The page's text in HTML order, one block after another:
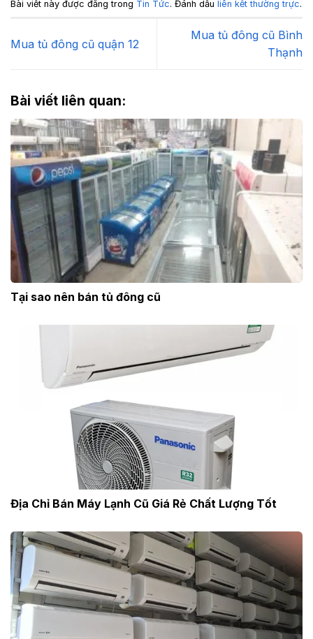
Bài viết này được đăng trong Tin Tức. Đánh dấu liên kết thường trực.
Mua tủ đông cũ quận 12
Mua tủ đông cũ Bình
Thạnh
Bài viết liên quan:
Tại sao nên bán tủ đông cũ
Địa Chỉ Bán Máy Lạnh Cũ Giá Rẻ Chất Lượng Tốt